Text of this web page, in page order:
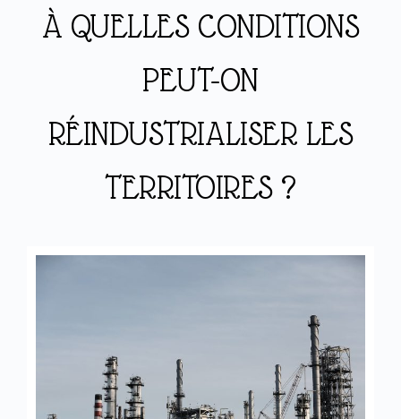
À QUELLES CONDITIONS
PEUT-ON
RÉINDUSTRIALISER LES
TERRITOIRES ?